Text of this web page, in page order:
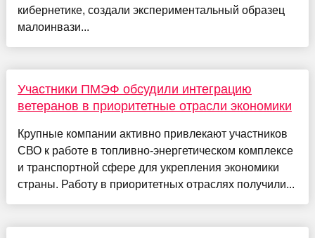
кибернетике, создали экспериментальный образец
малоинвази...
Участники ПМЭФ обсудили интеграцию
ветеранов в приоритетные отрасли экономики
Крупные компании активно привлекают участников
СВО к работе в топливно-энергетическом комплексе
и транспортной сфере для укрепления экономики
страны. Работу в приоритетных отраслях получили...